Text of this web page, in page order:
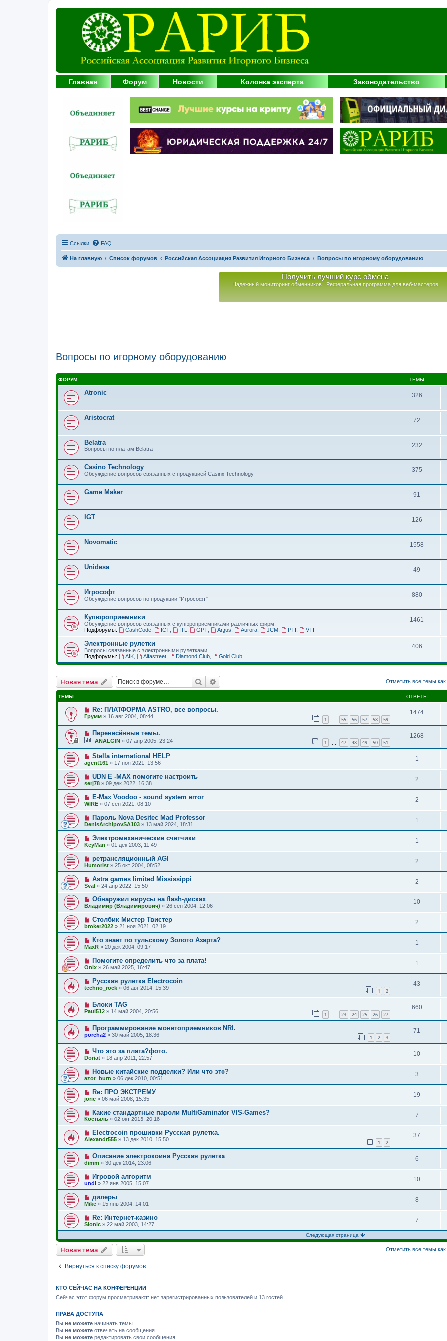
Главная Форум Новости Колонка эксперта Законодательство
Ссылки FAQ
На главную Список форумов Российская Ассоциация Развития Игорного Бизнеса Вопросы по игорному оборудованию
Получить лучший курс обмена
Надежный мониторинг обменников Реферальная программа для веб-мастеров
Вопросы по игорному оборудованию
ФОРУМ ТЕМЫ
Atronic 326
Aristocrat 72
Belatra
Вопросы по платам Belatra
232
Casino Technology
Обсуждение вопросов связанных с продукцией Casino Technology
375
Game Maker 91
IGT 126
Novomatic 1558
Unidesa 49
Игрософт
Обсуждение вопросов по продукции "Игрософт"
880
Купюроприемники
Обсуждение вопросов связанных с купюроприемниками различных фирм.
Подфорумы:
CashCode, ICT, ITL GPT Argus Aurora JCM, PTI VTI
1461
Электронные рулетки
Вопросы связанные с электронными рулетками
Подфорумы:
AIK, Alfastreet, Diamond Club, Gold Club
406
Новая тема Поиск Отметить все темы как
ТЕМЫ ОТВЕТЫ
Re: ПЛАТФОРМА ASTRO, все вопросы.
Грумм » 16 авг 2004, 08:44 1 … 55 56 57 58 59
1474
Перенесённые темы.
ANALGIN » 07 апр 2005, 23:24 1 47 48 49 50 51
1268
Stella international HELP
agent161 » 17 ноя 2021, 13:56
1
UDN E -MAX помогите настроить
serj78 » 09 дек 2022, 16:38
2
E-Max Voodoo - sound system error
WIRE » 07 сен 2021, 08:10
2
Пароль Nova Desitec Mad Professor
DenisArchipovSA103 » 13 май 2024, 18:31
1
Электромеханические счетчики
KeyMan » 01 дек 2003, 11:49
1
ретрансляционный AGI
Humorist » 25 окт 2004, 08:52
2
Astra games limited Mississippi
Sval » 24 апр 2022, 15:50
2
Обнаружил вирусы на flash-дисках
Владимир (Владимирович) » 26 сен 2004, 12:06
10
Столбик Мистер Твистер
broker2022 » 21 ноя 2021, 02:19
2
Кто знает по тульскому Золото Азарта?
MaxR » 20 дек 2004, 09:17
1
Помогите определить что за плата!
Onix » 26 май 2025, 16:47
1
Русская рулетка Electrocoin
techno_rock » 06 авг 2014, 15:39 1 2
43
Блоки TAG
Paul512 » 14 май 2004, 20:56 1 … 23 24 25 26 27
660
Программирование монетоприемников NRI.
porcha2 » 30 май 2005, 18:36 1 2 3
71
Что это за плата?фото.
Doriat » 18 апр 2011, 22:57
10
Новые китайские подделки? Или что это?
azot_burn » 06 дек 2010, 00:51
3
Re: ПРО ЭКСТРЕМУ
joric » 06 май 2008, 15:35
19
Какие стандартные пароли MultiGaminator VIS-Games?
Костыль » 02 окт 2013, 20:18
7
Electrocoin прошивки Русская рулетка.
Alexandr555 » 13 дек 2010, 15:50 1 2
37
Описание электрокоина Русская рулетка
dimm » 30 дек 2014, 23:06
6
Игровой алгоритм
undi » 22 янв 2005, 15:07
10
дилеры
Mike » 15 янв 2004, 14:01
8
Re: Интернет-казино
Slonic » 22 май 2003, 14:27
7
Следующая страница
Новая тема Отметить все темы как
Вернуться к списку форумов
КТО СЕЙЧАС НА КОНФЕРЕНЦИИ
Сейчас этот форум просматривают: нет зарегистрированных пользователей и 13 гостей
ПРАВА ДОСТУПА
Вы не можете начинать темы
Вы не можете отвечать на сообщения
Вы не можете редактировать свои сообщения